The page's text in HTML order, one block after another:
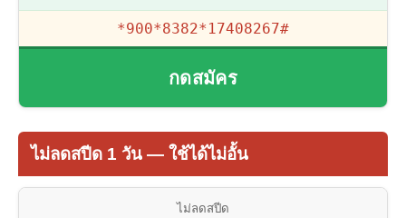
*900*8382*17408267#
กดสมัคร
ไม่ลดสปีด 1 วัน — ใช้ได้ไม่อั้น
ไม่ลดสปีด